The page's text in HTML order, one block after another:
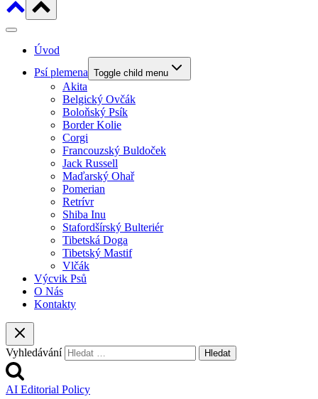
Úvod
Psí plemena Toggle child menu
Akita
Belgický Ovčák
Boloňský Psík
Border Kolie
Corgi
Francouzský Buldoček
Jack Russell
Maďarský Ohař
Pomerian
Retrívr
Shiba Inu
Stafordšírský Bulteriér
Tibetská Doga
Tibetský Mastif
Vlčák
Výcvik Psů
O Nás
Kontakty
Vyhledávání
AI Editorial Policy